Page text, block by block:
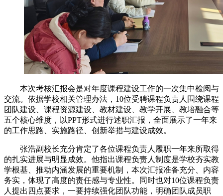
本次考核汇报会是对年度课程建设工作的一次集中检阅与
交流。依据学校相关管理办法，10位受聘课程负责人围绕课程
团队建设、课程资源建设、教材建设、教学开展、教培融合等
五个核心维度，以PPT形式进行述职汇报，全面展示了一年来
的工作思路、实施路径、创新举措与建设成效。
张浩副校长充分肯定了各位课程负责人履职一年来所取得
的扎实进展与明显成效。他指出课程负责人制度是学校夯实教
学根基、推动内涵发展的重要机制，本次汇报准备充分、内容
务实，体现了高度的责任感与专业性。同时也对10位课程负责
人提出四点要求，一要持续强化团队功能，明确团队成员职